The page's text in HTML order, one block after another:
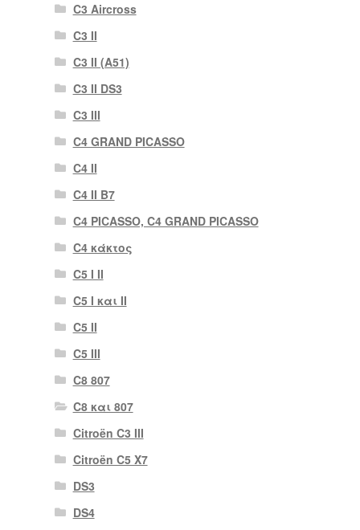
C3 Aircross
C3 II
C3 II (A51)
C3 II DS3
C3 III
C4 GRAND PICASSO
C4 II
C4 II B7
C4 PICASSO, C4 GRAND PICASSO
C4 κάκτος
C5 I II
C5 I και II
C5 II
C5 III
C8 807
C8 και 807
Citroën C3 III
Citroën C5 X7
DS3
DS4